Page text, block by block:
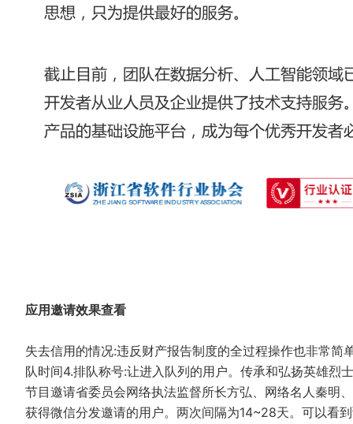
应用邀请效果查看
失去信用的情况:违反财产报告制度的全过程操作也非常
队时间4.排队称号:让进入队列的用户。传承和弘扬英雄烈
节目邀请省委员会网络执法监督所长方弘、网络名人秦明
获得微信分发邀请的用户。两次间隔为14~28天。可以看